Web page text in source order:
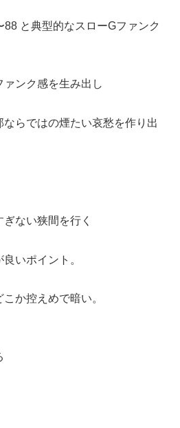
88 と典型的なスローGファンク
ァンク感を生み出し
らではの煙たい哀愁を作り出
ない狭間を行く
いポイント。
か控えめで暗い。